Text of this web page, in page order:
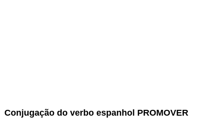
Conjugação do verbo espanhol PROMOVER